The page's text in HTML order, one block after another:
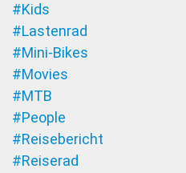
#Kids
#Lastenrad
#Mini-Bikes
#Movies
#MTB
#People
#Reisebericht
#Reiserad